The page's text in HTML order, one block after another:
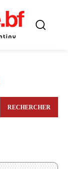
RECHERCHER